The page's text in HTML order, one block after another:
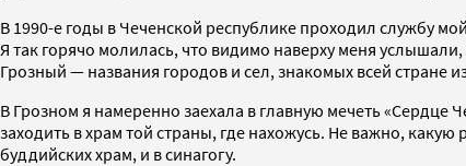
В 1990-е годы в Чеченской республике проходил службу
Я так горячо молилась, что видимо наверху меня
Грозный — названия городов и сел, знакомых всей стране
В Грозном я намеренно заехала в главную мечеть «Сердце
заходить в храм той страны, где нахожусь. Не важно,
буддийских храм, и в синагогу.